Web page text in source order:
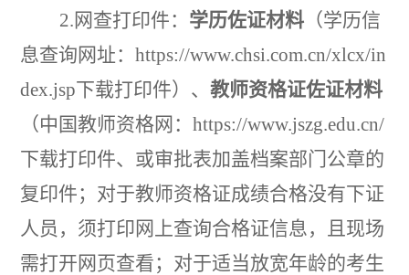
2.网查打印件： 学历佐证材料 （学历信
息查询网址：https://www.chsi.com.cn/xlcx/in
dex.jsp下载打印件）、教师资格证佐证材料
（中国教师资格网：https://www.jszg.edu.cn/
下载打印件、或审批表加盖档案部门公章的
复印件；对于教师资格证成绩合格没有下证
人员，须打印网上查询合格证信息，且现场
需打开网页查看；对于适当放宽年龄的考生